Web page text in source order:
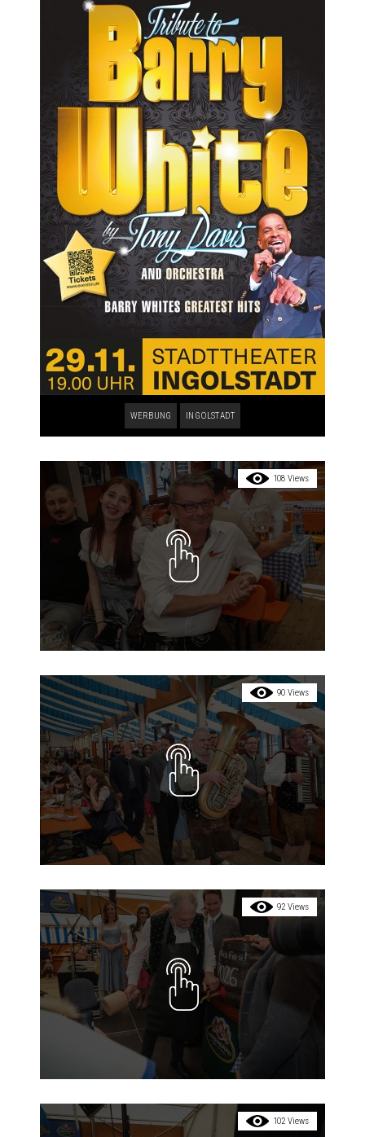
WERBUNG INGOLSTADT
108 Views
90 Views
92 Views
102 Views